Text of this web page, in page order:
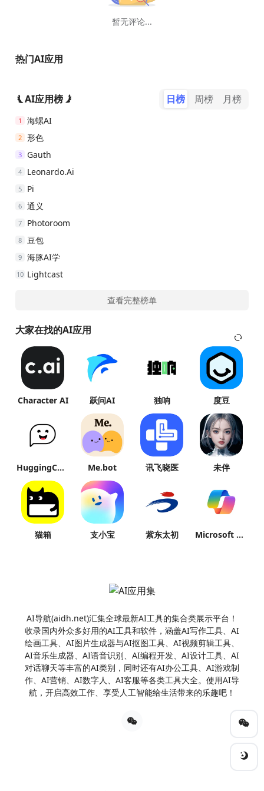
暂无评论...
热门AI应用
AI应用榜 日榜 周榜 月榜
1 海螺AI
2 形色
3 Gauth
4 Leonardo.Ai
5 Pi
6 通义
7 Photoroom
8 豆包
9 海豚AI学
10 Lightcast
查看完整榜单
大家在找的AI应用
Character AI 跃问AI 独响 度豆
HuggingChat Me.bot 讯飞晓医 未伴
猫箱 支小宝 紫东太初 Microsoft Copilot
AI导航(aidh.net)汇集全球最新AI工具的集合类展示平台！
收录国内外众多好用的AI工具和软件，涵盖AI写作工具、AI
绘画工具、AI图片生成器与AI抠图工具、AI视频剪辑工具、
AI音乐生成器、AI语音识别、AI编程开发、AI设计工具、AI
对话聊天等丰富的AI类别，同时还有AI办公工具、AI游戏制
作、AI营销、AI数字人、AI客服等各类工具大全。使用AI导
航，开启高效工作、享受人工智能给生活带来的乐趣吧！